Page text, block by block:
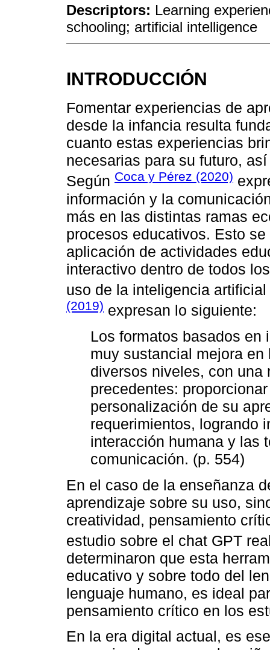
Descriptors: Learning
schooling; artificial intelligence
INTRODUCCIÓN
Fomentar experiencias de
desde la infancia resulta
cuanto estas experiencias
necesarias para su futuro,
Según Coca y Pérez (2020)
información y la
más en las distintas ramas
procesos educativos. Esto
aplicación de actividades
interactivo dentro de todos
uso de la inteligencia
(2019) expresan lo siguiente:
Los formatos basados en
muy sustancial mejora
diversos niveles, con una
precedentes:
personalización de su
requerimientos, logrando
interacción humana y las
comunicación. (p. 554)
En el caso de la enseñanza
aprendizaje sobre su uso,
creatividad, pensamiento
estudio sobre el chat GPT
determinaron que esta
educativo y sobre todo del
lenguaje humano, es ideal
pensamiento crítico en los
En la era digital actual, es